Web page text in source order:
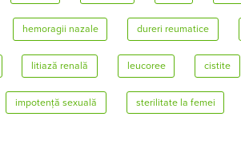
hemoragii nazale dureri reumatice
litiază renală leucoree cistite
impotență sexuală sterilitate la femei